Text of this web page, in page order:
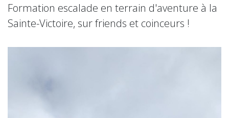
Formation escalade en terrain d'aventure à la
Sainte-Victoire, sur friends et coinceurs !